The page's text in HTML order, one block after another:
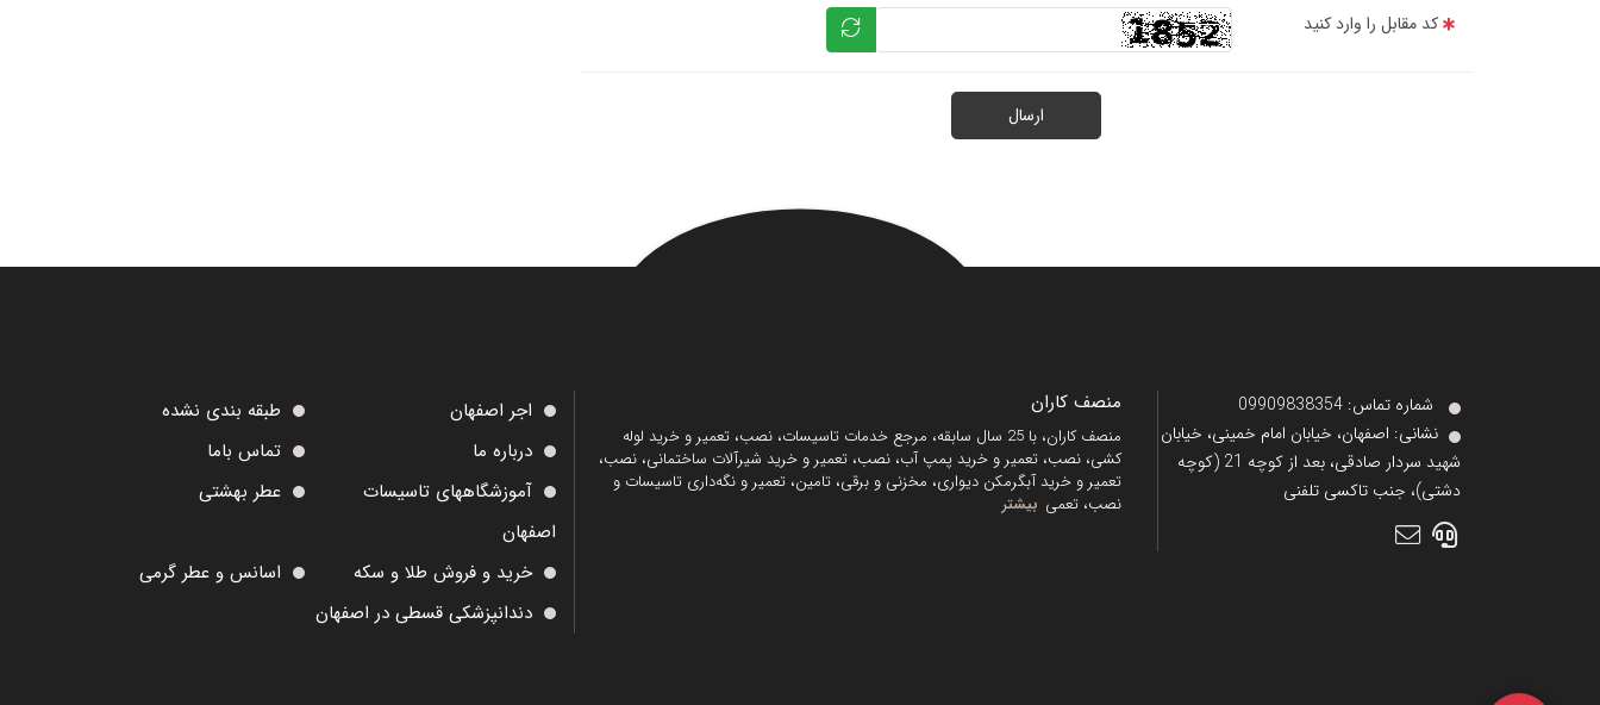
کد مقابل را وارد کنید
ارسال
شماره تماس‌: 09909838354
نشانی: اصفهان، خیابان امام خمینی، خیابان
شهید سردار صادقی، بعد از کوچه 21 (کوچه
دشتی)، جنب تاکسی تلفنی
منصف کاران
منصف کاران، با 25 سال سابقه، مرجع خدمات تاسیسات، نصب، تعمیر و خرید لوله
کشی، نصب، تعمیر و خرید پمپ آب، نصب، تعمیر و خرید شیرآلات ساختمانی، نصب،
تعمیر و خرید آبگرمکن دیواری، مخزنی و برقی، تامین، تعمیر و نگه‌داری تاسیسات و
نصب، تعمی بیشتر
اجر اصفهان
طبقه بندی نشده
درباره ما
تماس باما
آموزشگاههای تاسیسات
اصفهان
عطر بهشتی
خرید و فروش طلا و سکه
اسانس و عطر گرمی
دندانپزشکی قسطی در اصفهان